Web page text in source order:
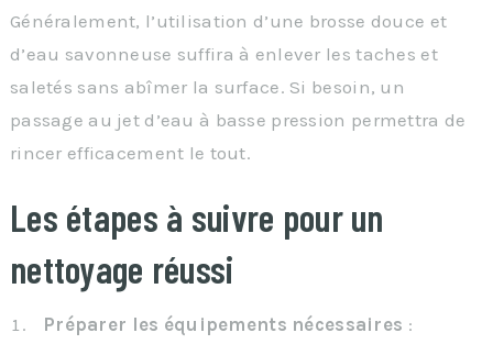
Généralement, l’utilisation d’une brosse douce et
d’eau savonneuse suffira à enlever les taches et
saletés sans abîmer la surface. Si besoin, un
passage au jet d’eau à basse pression permettra de
rincer efficacement le tout.
Les étapes à suivre pour un
nettoyage réussi
Préparer les équipements nécessaires :